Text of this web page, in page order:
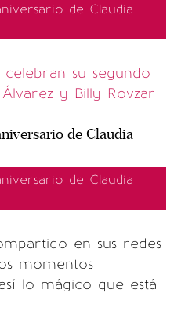
de Claudia
su segundo
y Billy Rovzar
de Claudia
en sus redes
momentos
lo mágico que está